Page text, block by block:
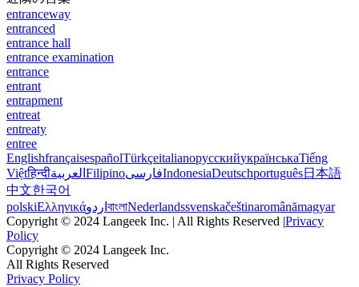
entranceway
entranced
entrance hall
entrance examination
entrance
entrant
entrapment
entreat
entreaty
entree
EnglishfrançaisespañolTürkçeitalianoрусскийукраїнськаTiếng
Việtहिन्दीالعربية FilipinoفارسیIndonesiaDeutschportuguês日本語
中文한국어
polskiΕλληνικάاردو বাংলাNederlandssvenskačeštinaromânămagyar
Copyright © 2024 Langeek Inc. | All Rights Reserved |Privacy
Policy
Copyright © 2024 Langeek Inc.
All Rights Reserved
Privacy Policy